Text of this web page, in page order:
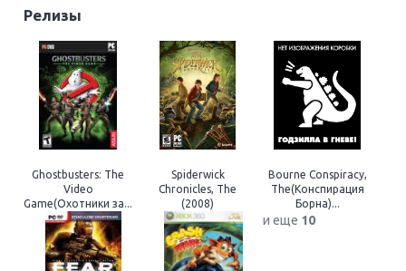
Релизы
Ghostbusters: The
Video
Game(Охотники за...
Spiderwick
Chronicles, The
(2008)
Bourne Conspiracy,
The(Конспирация
Борна)...
и еще 10